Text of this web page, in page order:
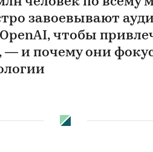
завоевывают
чтобы
— и почему они